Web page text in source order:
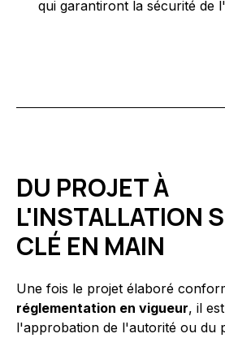
qui garantiront la sécurité de
DU PROJET À
L'INSTALLATION
CLÉ EN MAIN
Une fois le projet élaboré
réglementation en vigueur, il
l'approbation de l'autorité ou du